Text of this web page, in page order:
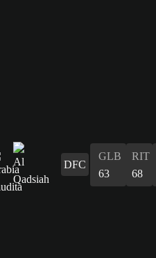
DFC
GLB
63
RIT
68